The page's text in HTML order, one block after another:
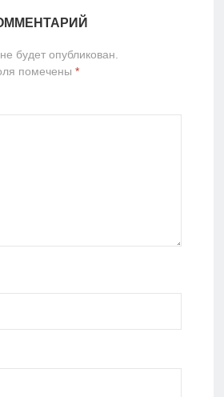
будет опубликован.
помечены *